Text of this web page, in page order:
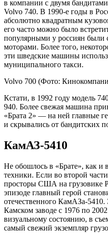
в компании с двумя
Volvo 740. В 1990-е годы в
абсолютно квадратным
его часто можно было
популярными у россиян были
моторами. Более того,
эти шведские машины
муниципального такси.
Volvo 700 (Фото:
Кстати, в 1992 году модель
940. Более свежая машина
«Брата 2» — на ней главные
и скрывались от бандитских
КамАЗ-5410
Не обошлось в «Брате», как и
техники. Если во второй
просторы США на грузовике
эпизоде главный герой
отечественного КамАЗа-5410.
Камском заводе с 1976 по
визуальному состоянию, в
самый свежий экземпляр